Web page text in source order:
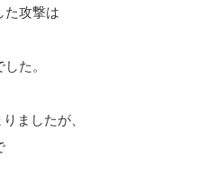
た攻撃は
た。
ましたが、